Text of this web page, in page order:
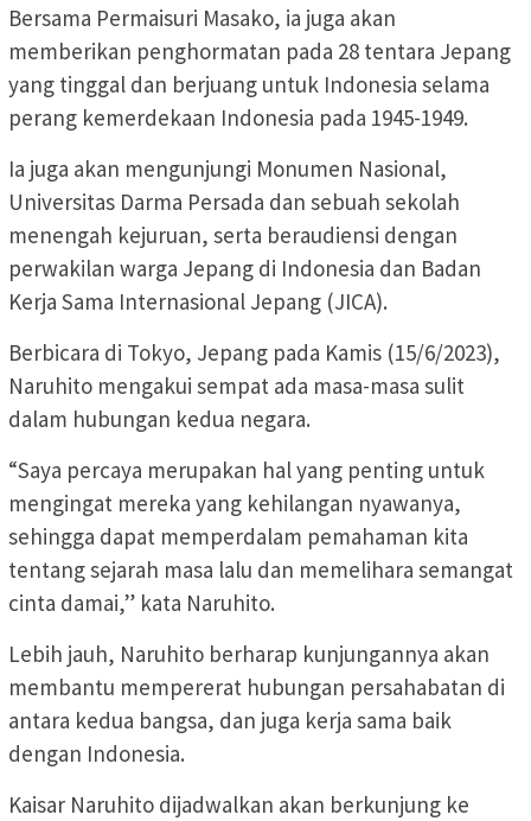
Bersama Permaisuri Masako, ia juga akan
memberikan penghormatan pada 28 tentara Jepang
yang tinggal dan berjuang untuk Indonesia selama
perang kemerdekaan Indonesia pada 1945-1949.
Ia juga akan mengunjungi Monumen Nasional,
Universitas Darma Persada dan sebuah sekolah
menengah kejuruan, serta beraudiensi dengan
perwakilan warga Jepang di Indonesia dan Badan
Kerja Sama Internasional Jepang (JICA).
Berbicara di Tokyo, Jepang pada Kamis (15/6/2023),
Naruhito mengakui sempat ada masa-masa sulit
dalam hubungan kedua negara.
“Saya percaya merupakan hal yang penting untuk
mengingat mereka yang kehilangan nyawanya,
sehingga dapat memperdalam pemahaman kita
tentang sejarah masa lalu dan memelihara semangat
cinta damai,” kata Naruhito.
Lebih jauh, Naruhito berharap kunjungannya akan
membantu mempererat hubungan persahabatan di
antara kedua bangsa, dan juga kerja sama baik
dengan Indonesia.
Kaisar Naruhito dijadwalkan akan berkunjung ke